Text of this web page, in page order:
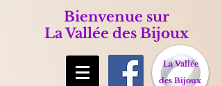
Bienvenue sur
La Vallée des Bijoux
La Vallée
des Bijoux